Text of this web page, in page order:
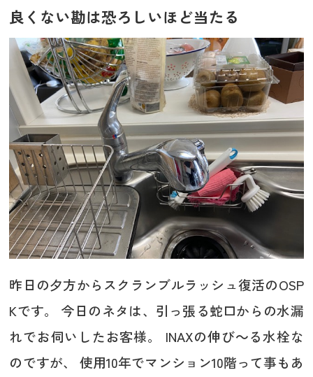
良くない勘は恐ろしいほど当たる
昨日の夕方からスクランブルラッシュ復活のOSP
Kです。 今日のネタは、引っ張る蛇口からの水漏
れでお伺いしたお客様。 INAXの伸び～る水栓な
のですが、 使用10年でマンション10階って事もあ